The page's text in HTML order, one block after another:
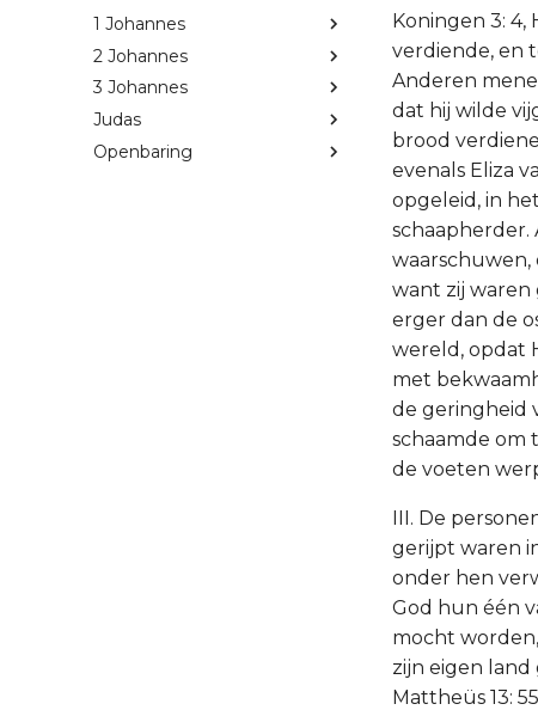
1 Johannes
2 Johannes
3 Johannes
Judas
Openbaring
Koningen 3: 4,
verdiende, en
Anderen
dat hij wilde
brood
evenals Eliza
opgeleid, in
schaapherder.
waarschuwen,
want zij waren
erger dan de
wereld, opdat
met
de geringheid
schaamde om
de voeten
III. De
gerijpt waren
onder hen
God hun één
mocht
zijn eigen land
Mattheüs 13: